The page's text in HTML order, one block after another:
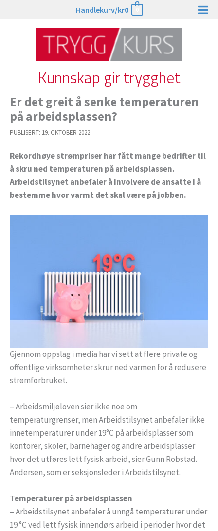
Handlekurv/kr0
Kunnskap gir trygghet
Er det greit å senke temperaturen
på arbeidsplassen?
PUBLISERT: 19. OKTOBER 2022
Rekordhøye strømpriser har fått mange bedrifter til
å skru ned temperaturen på arbeidsplassen.
Arbeidstilsynet anbefaler å involvere de ansatte i å
bestemme hvor varmt det skal være på jobben.
Gjennom oppslag i media har vi sett at flere private og
offentlige virksomheter skrur ned varmen for å redusere
strømforbruket.
– Arbeidsmiljøloven sier ikke noe om
temperaturgrenser, men Arbeidstilsynet anbefaler ikke
innetemperaturer under 19°C på arbeidsplasser som
kontorer, skoler, barnehager og andre arbeidsplasser
hvor det utføres lett fysisk arbeid, sier Gunn Robstad.
Andersen, som er seksjonsleder i Arbeidstilsynet.
Temperaturer på arbeidsplassen
– Arbeidstilsynet anbefaler å unngå temperaturer under
19 °C ved lett fysisk innendørs arbeid i perioder hvor det